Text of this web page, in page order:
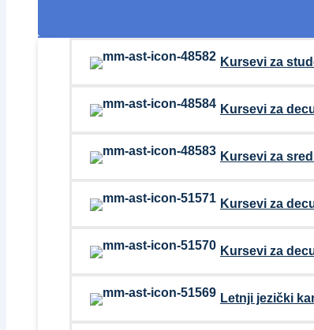
Kursevi za
Kursevi za
Kursevi za
Kursevi za
Kursevi za
Letnji jezički